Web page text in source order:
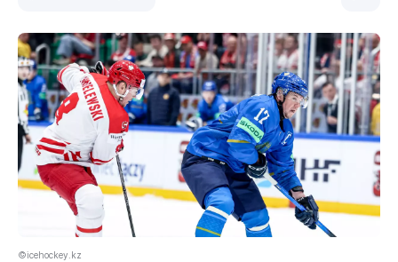
©icehockey.kz